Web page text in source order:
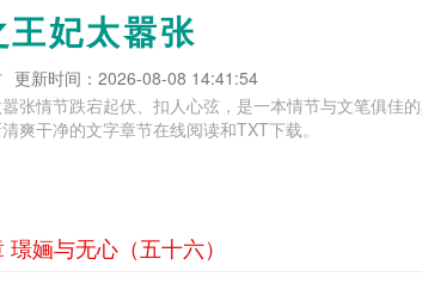
王妃太嚣张
更新时间：2026-08-08 14:41:54
张情节跌宕起伏、扣人心弦，是一本情节与文笔俱佳
爽干净的文字章节在线阅读和TXT下载。
婳与无心（五十六）